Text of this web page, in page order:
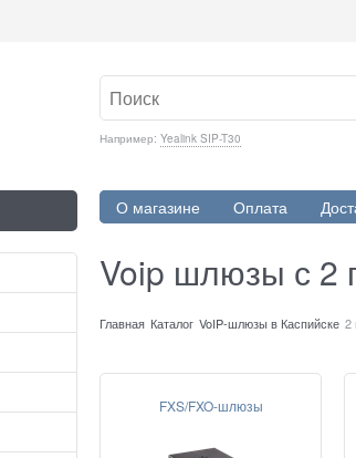
Например: Yealink SIP-T30
О магазине Оплата
Voip шлюзы с 2
Главная Каталог VoIP-шлюзы в Каспийске 2
FXS/FXO-шлюзы